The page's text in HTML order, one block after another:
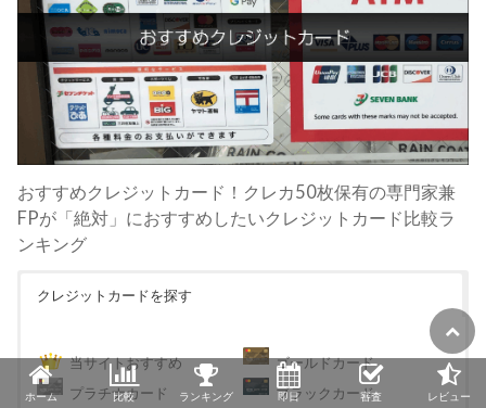
おすすめクレジットカード！クレカ50枚保有の専門家兼
FPが「絶対」におすすめしたいクレジットカード比較ラ
ンキング
クレジットカードを探す
当サイトおすすめ
ゴールドカード
プラチナカード
ブラックカード
ホーム 比較 ランキング 即日 審査 レビュー